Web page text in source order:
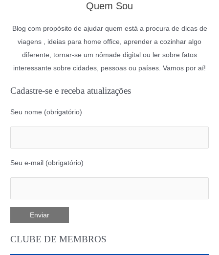
Quem Sou
Blog com propósito de ajudar quem está a procura de dicas de
viagens , ideias para home office, aprender a cozinhar algo
diferente, tornar-se um nômade digital ou ler sobre fatos
interessante sobre cidades, pessoas ou países. Vamos por aí!
Cadastre-se e receba atualizações
Seu nome (obrigatório)
Seu e-mail (obrigatório)
CLUBE DE MEMBROS